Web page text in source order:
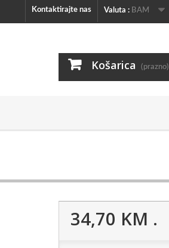
Valuta : BAM
Kontaktirajte nas
Košarica (prazno)
34,70 KM .